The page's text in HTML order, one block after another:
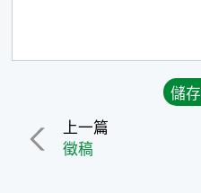
上一篇
徵稿